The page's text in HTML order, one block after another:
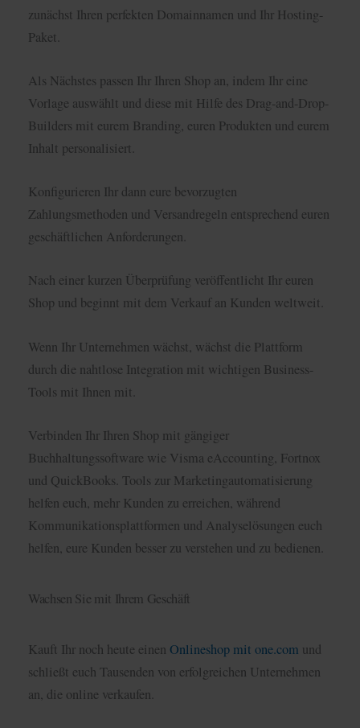
zunächst Ihren perfekten Domainnamen und Ihr Hosting-
Paket.
Als Nächstes passen Ihr Ihren Shop an, indem Ihr eine
Vorlage auswählt und diese mit Hilfe des Drag-and-Drop-
Builders mit eurem Branding, euren Produkten und eurem
Inhalt personalisiert.
Konfigurieren Ihr dann eure bevorzugten
Zahlungsmethoden und Versandregeln entsprechend euren
geschäftlichen Anforderungen.
Nach einer kurzen Überprüfung veröffentlicht Ihr euren
Shop und beginnt mit dem Verkauf an Kunden weltweit.
Wenn Ihr Unternehmen wächst, wächst die Plattform
durch die nahtlose Integration mit wichtigen Business-
Tools mit Ihnen mit.
Verbinden Ihr Ihren Shop mit gängiger
Buchhaltungssoftware wie Visma eAccounting, Fortnox
und QuickBooks. Tools zur Marketingautomatisierung
helfen euch, mehr Kunden zu erreichen, während
Kommunikationsplattformen und Analyselösungen euch
helfen, eure Kunden besser zu verstehen und zu bedienen.
Wachsen Sie mit Ihrem Geschäft
Kauft Ihr noch heute einen Onlineshop mit one.com und
schließt euch Tausenden von erfolgreichen Unternehmen
an, die online verkaufen.